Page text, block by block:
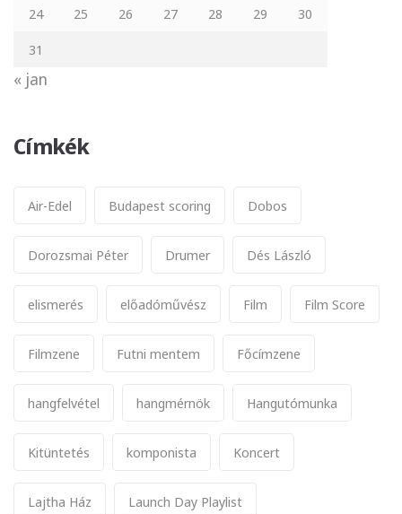
24
25 26 27 28 29
30
31
« jan
Címkék
Air-Edel Budapest scoring Dobos
Dorozsmai Péter Drumer Dés László
elismerés előadóművész Film Film Score
Filmzene Futni mentem Főcímzene
hangfelvétel hangmérnök Hangutómunka
Kitüntetés komponista Koncert
Lajtha Ház Launch Day Playlist